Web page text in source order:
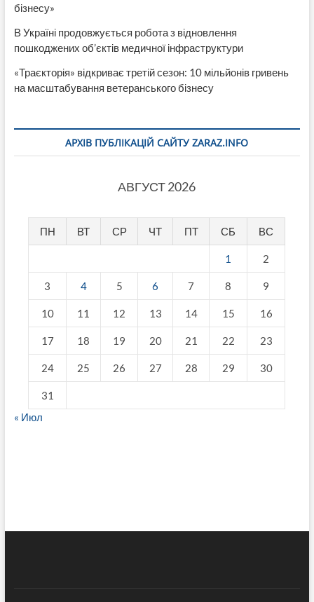
бізнесу»
В Україні продовжується робота з відновлення
пошкоджених об’єктів медичної інфраструктури
«Траєкторія» відкриває третій сезон: 10 мільйонів гривень
на масштабування ветеранського бізнесу
АРХІВ ПУБЛІКАЦІЙ САЙТУ ZARAZ.INFO
АВГУСТ 2026
ПН ВТ СР ЧТ ПТ СБ ВС
1 2
3 4 5 6 7 8 9
10 11 12 13 14 15 16
17 18 19 20 21 22 23
24 25 26 27 28 29 30
31
« Июл